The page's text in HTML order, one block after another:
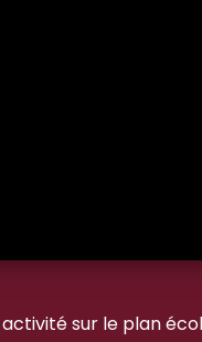
sur le plan